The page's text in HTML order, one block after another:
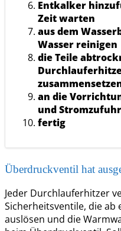
Entkalker
Zeit warten
aus dem
Wasser reinigen
die Teile
an die
und
fertig
Überdruckventil hat
Jeder Durchlauferhitzer
Sicherheitsventile, die ab
auslösen und die